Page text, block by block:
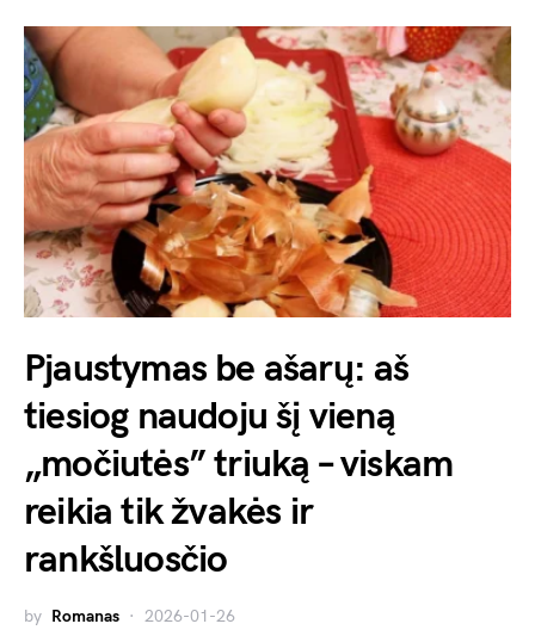
Pjaustymas be ašarų: aš
tiesiog naudoju šį vieną
„močiutės” triuką – viskam
reikia tik žvakės ir
rankšluosčio
by Romanas 2026-01-26